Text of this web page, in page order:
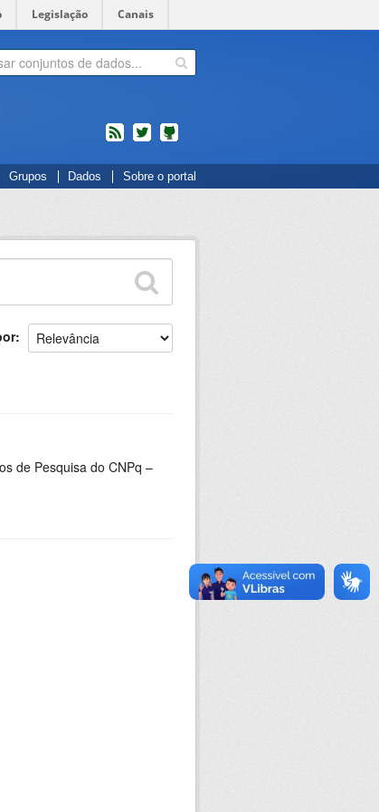
Legislação Canais
feed twitterCódigos
fonte
do
dados.gov.br
Grupos Dados Sobre o portal
de Pesquisa do CNPq –